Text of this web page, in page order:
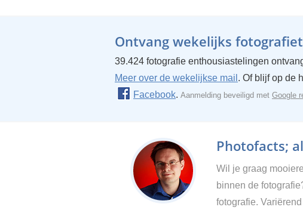
Ontvang wekelijks
39.424 fotografie enthousiastelingen
Meer over de wekelijkse mail . Of blijf op de
Facebook. Aanmelding beveiligd met Google
Photofacts;
Wil je graag
binnen de
fotografie.